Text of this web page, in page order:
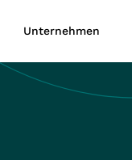
Unternehmen